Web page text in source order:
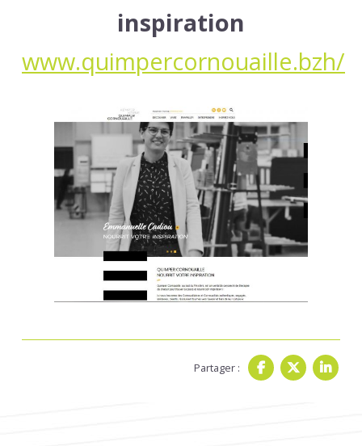
inspiration
www.quimpercornouaille.bzh/
Partager :